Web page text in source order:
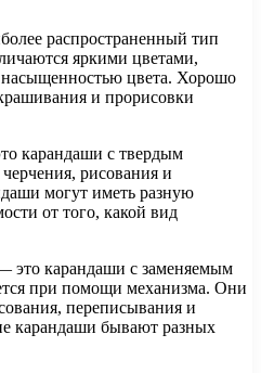
распространенный тип
яркими цветами,
цвета. Хорошо
и прорисовки
карандаши с твердым
рисования и
могут иметь разную
от того, какой вид
это карандаши с заменяемым
при помощи механизма. Они
переписывания и
карандаши бывают разных